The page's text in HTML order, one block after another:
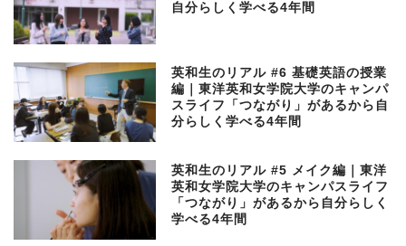
自分らしく学べる4年間
英和生のリアル #6 基礎英語の授業
編｜東洋英和女学院大学のキャンパ
スライフ「つながり」があるから自
分らしく学べる4年間
英和生のリアル #5 メイク編｜東洋
英和女学院大学のキャンパスライフ
「つながり」があるから自分らしく
学べる4年間